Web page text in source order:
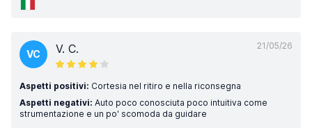
21/05/26
VC V. C.
Aspetti positivi: Cortesia nel ritiro e nella riconsegna
Aspetti negativi: Auto poco conosciuta poco intuitiva come
strumentazione e un po' scomoda da guidare